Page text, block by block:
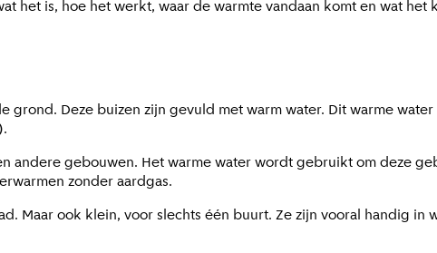
het is, hoe het werkt, waar de warmte vandaan komt en wat
grond. Deze buizen zijn gevuld met warm water. Dit warme
andere gebouwen. Het warme water wordt gebruikt om deze
zonder aardgas.
Maar ook klein, voor slechts één buurt. Ze zijn vooral handig in